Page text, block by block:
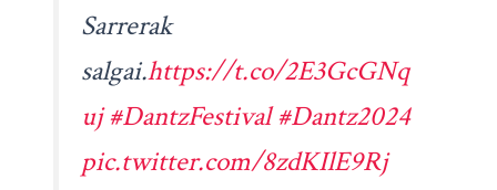
Sarrerak
salgai.https://t.co/2E3GcGNq
uj #DantzFestival #Dantz2024
pic.twitter.com/8zdKIlE9Rj